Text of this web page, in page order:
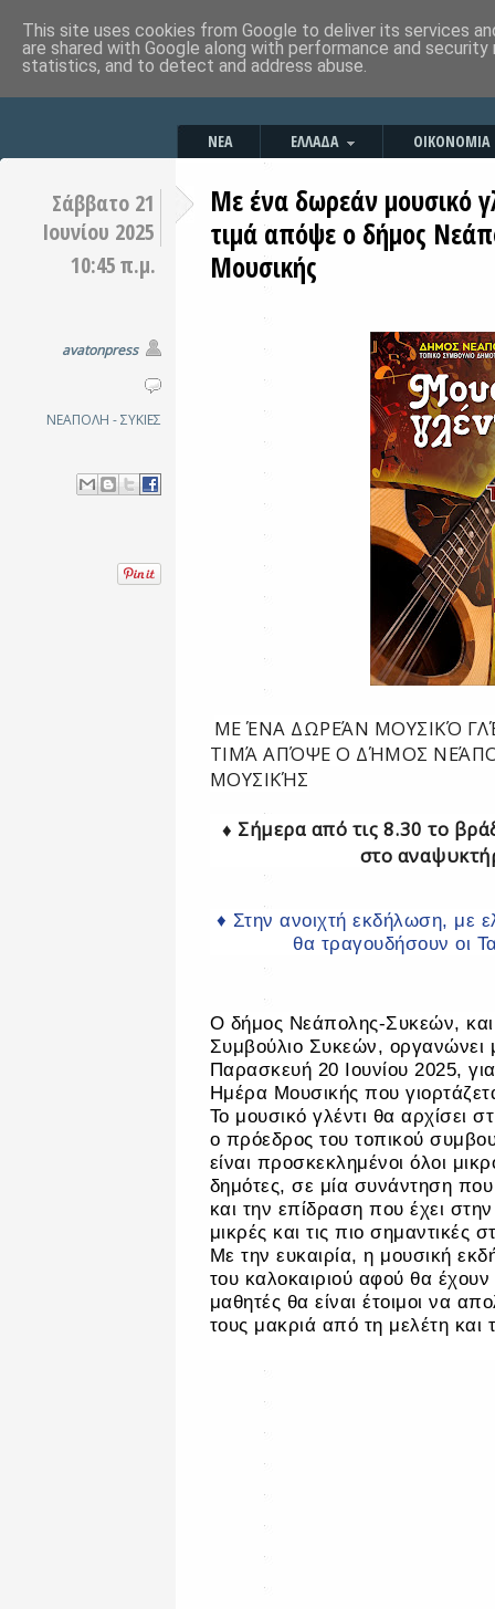
ΝΕΑ ΕΛΛΑΔΑ ΟΙΚΟΝΟΜΙΑ
Σάββατο 21
Ιουνίου 2025
10:45 π.μ.
avatonpress
ΝΕΑΠΟΛΗ - ΣΥΚΙΕΣ
Με ένα δωρεάν μουσικό
τιμά απόψε ο δήμος
Μουσικής
ΜΕ ΈΝΑ ΔΩΡΕΆΝ ΜΟΥΣΙΚΌ
ΤΙΜΆ ΑΠΌΨΕ Ο ΔΉΜΟΣ
ΜΟΥΣΙΚΉΣ
♦ Σήμερα από τις 8.30 το
στο
♦ Στην ανοιχτή εκδήλωση, με
θα τραγουδήσουν οι
Ο δήμος Νεάπολης-Συκεών, και
Συμβούλιο Συκεών, οργανώνει
Παρασκευή 20 Ιουνίου 2025,
Ημέρα Μουσικής που
Το μουσικό γλέντι θα αρχίσει
ο πρόεδρος του τοπικού
είναι προσκεκλημένοι όλοι
δημότες, σε μία συνάντηση που
και την επίδραση που έχει
μικρές και τις πιο σημαντικές
Με την ευκαιρία, η μουσική
του καλοκαιριού αφού θα έχουν
μαθητές θα είναι έτοιμοι να
τους μακριά από τη μελέτη και
This site uses cookies from Google to deliver its services
are shared with Google along with performance and
statistics, and to detect and address abuse.